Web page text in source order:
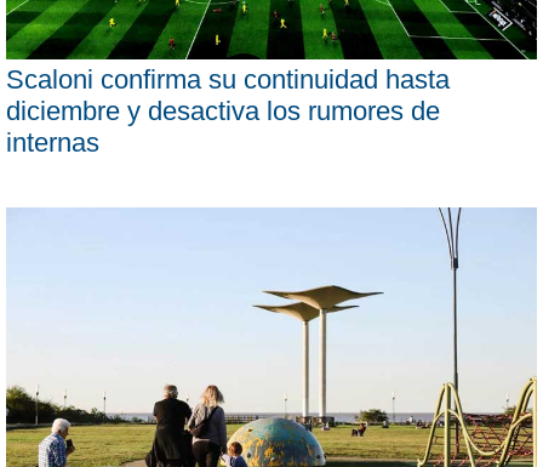
Scaloni confirma su continuidad hasta
diciembre y desactiva los rumores de
internas